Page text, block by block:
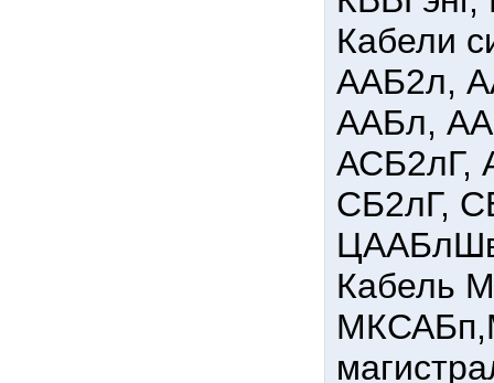
Кабели
ААБ2л,
ААБл,
АСБ2лГ,
СБ2лГ,
Кабель